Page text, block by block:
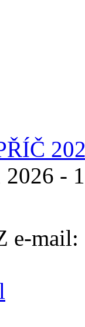
2026 -
mail: